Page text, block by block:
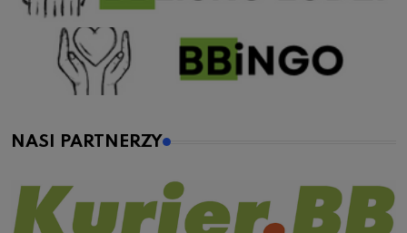
NASI PARTNERZY